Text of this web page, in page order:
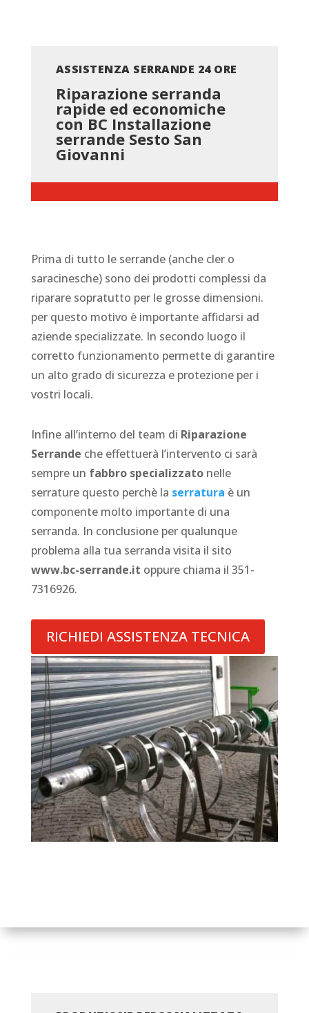
ASSISTENZA SERRANDE 24 ORE
Riparazione serranda
rapide ed economiche
con BC Installazione
serrande Sesto San
Giovanni
Prima di tutto le serrande (anche cler o
saracinesche) sono dei prodotti complessi da
riparare sopratutto per le grosse dimensioni.
per questo motivo è importante affidarsi ad
aziende specializzate. In secondo luogo il
corretto funzionamento permette di garantire
un alto grado di sicurezza e protezione per i
vostri locali.
Infine all’interno del team di Riparazione
Serrande che effettuerà l’intervento ci sarà
sempre un fabbro specializzatonelle
serrature questo perchè la serratura è un
componente molto importante di una
serranda. In conclusione per qualunque
problema alla tua serranda visita il sito
www.bc-serrande.it oppure chiama il 351-
7316926.
RICHIEDI ASSISTENZA TECNICA